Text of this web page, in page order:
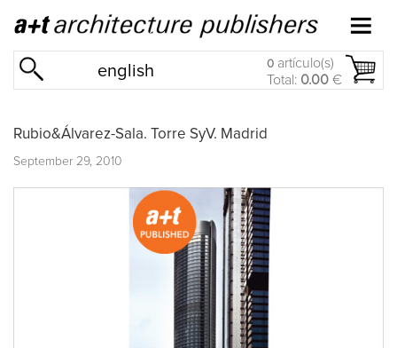
english 0 artículo(s)
Total: 0.00 €
Rubio&Álvarez-Sala. Torre SyV. Madrid
September 29, 2010